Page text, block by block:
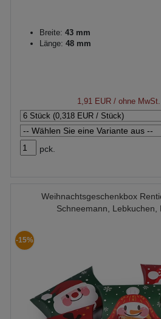
Breite: 43 mm
Länge: 48 mm
1,91 EUR / ohne
pck.
Weihnachtsgeschenkbox
Schneemann, Lebkuchen,
-15%